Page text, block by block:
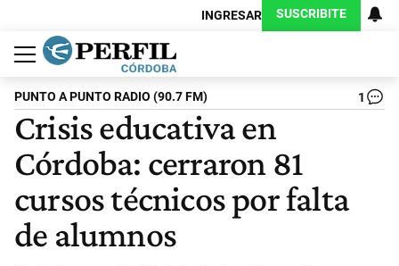
INGRESAR SUSCRIBITE
Política
Economía
Judiciales
Sociedad
Cultura
Espectáculos
Deportes
Protagonistas
PUNTO A PUNTO RADIO (90.7 FM) 1
Crisis educativa en
Córdoba: cerraron 81
cursos técnicos por falta
de alumnos